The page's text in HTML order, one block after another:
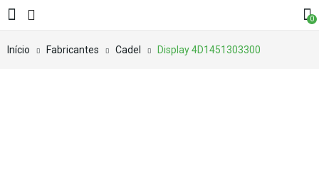
0
Início Fabricantes Cadel Display 4D1451303300